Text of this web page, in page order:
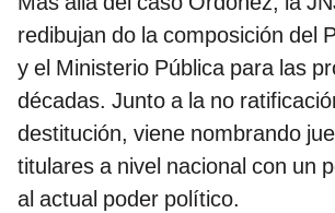
redibujan do la composición del
y el Ministerio Pública para las
décadas. Junto a la no
destitución, viene nombrando
titulares a nivel nacional con un
al actual poder político.